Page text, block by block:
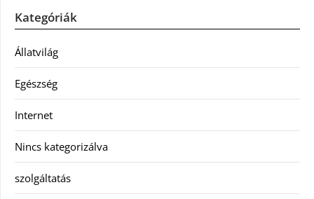
Kategóriák
Állatvilág
Egészség
Internet
Nincs kategorizálva
szolgáltatás